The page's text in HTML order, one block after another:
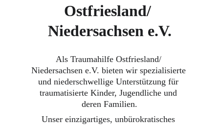
Ostfriesland/
Niedersachsen e.V.
Als Traumahilfe Ostfriesland/
Niedersachsen e.V. bieten wir spezialisierte
und niederschwellige Unterstützung für
traumatisierte Kinder, Jugendliche und
deren Familien.
Unser einzigartiges, unbürokratisches